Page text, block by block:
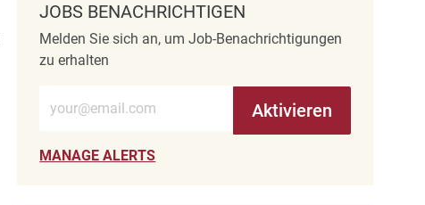
JOBS BENACHRICHTIGEN
Melden Sie sich an, um Job-Benachrichtigungen
zu erhalten
E-Mail-Adresse eingeben (erforderlich)
Aktivieren
MANAGE ALERTS